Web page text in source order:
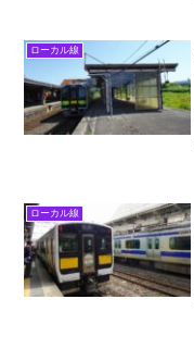
ローカル線
ローカル線